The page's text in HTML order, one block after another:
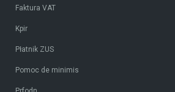
Faktura VAT
Kpir
Płatnik ZUS
Pomoc de minimis